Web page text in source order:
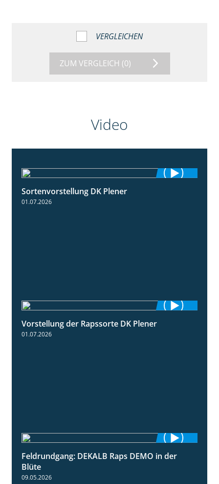
VERGLEICHEN
ZUM VERGLEICH (0)
Video
Sortenvorstellung DK Plener
01.07.2026
Vorstellung der Rapssorte DK Plener
01.07.2026
2:37
Feldrundgang: DEKALB Raps DEMO in der
Blüte
09.05.2026